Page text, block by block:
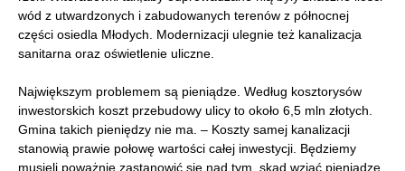
wód z utwardzonych i zabudowanych terenów z północnej
części osiedla Młodych. Modernizacji ulegnie też kanalizacja
sanitarna oraz oświetlenie uliczne.
Największym problemem są pieniądze. Według kosztorysów
inwestorskich koszt przebudowy ulicy to około 6,5 mln złotych.
Gmina takich pieniędzy nie ma. – Koszty samej kanalizacji
stanowią prawie połowę wartości całej inwestycji. Będziemy
musieli poważnie zastanowić się nad tym, skąd wziąć pieniądze